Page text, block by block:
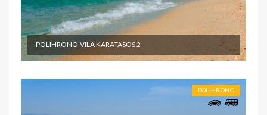
POLIHRONO-VILA KARATASOS 2
POLIHRONO